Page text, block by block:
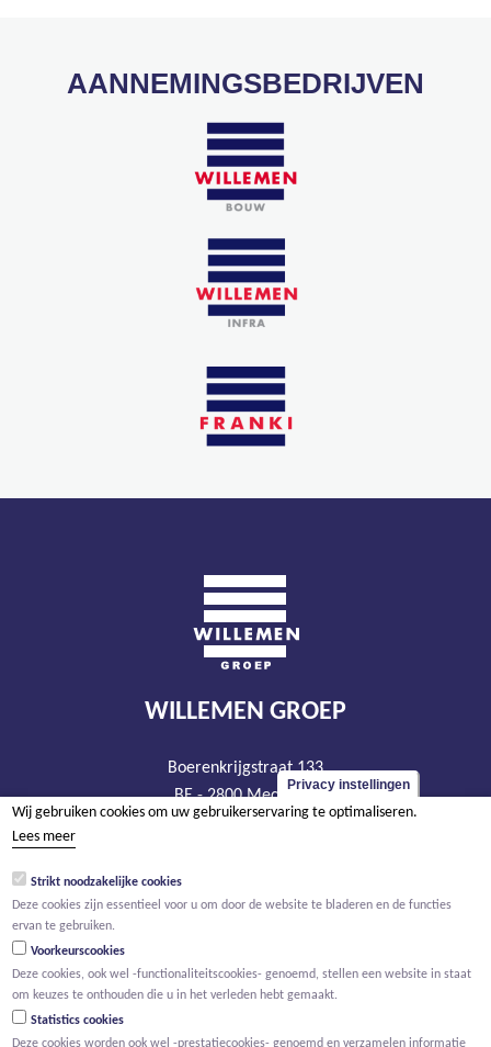
AANNEMINGSBEDRIJVEN
WILLEMEN GROEP
Boerenkrijgstraat 133
BE - 2800 Mechelen
tel +32 15 569 965
BTW BE 0466.256.432
Privacy instellingen
Wij gebruiken cookies om uw gebruikerservaring te optimaliseren.
Lees meer
Strikt noodzakelijke cookies
Deze cookies zijn essentieel voor u om door de website te bladeren en de functies
ervan te gebruiken.
Voorkeurscookies
Deze cookies, ook wel -functionaliteitscookies- genoemd, stellen een website in staat
om keuzes te onthouden die u in het verleden hebt gemaakt.
Statistics cookies
Deze cookies worden ook wel -prestatiecookies- genoemd en verzamelen informatie